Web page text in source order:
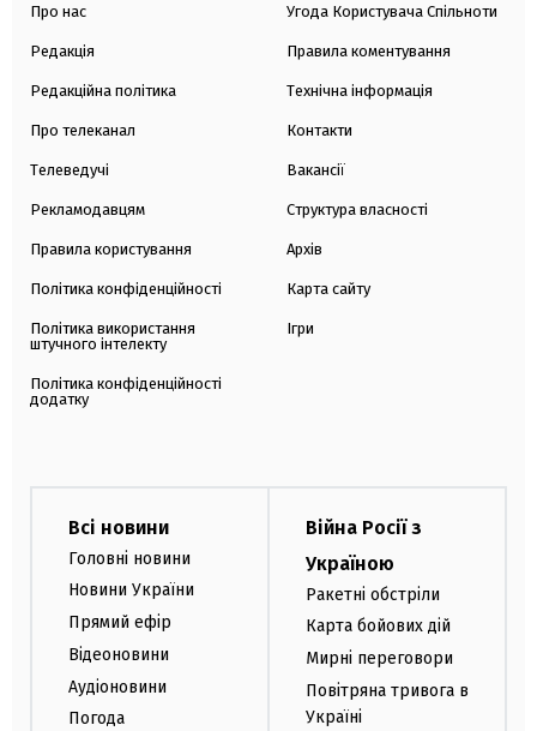
Про нас
Редакція
Редакційна політика
Про телеканал
Телеведучі
Рекламодавцям
Правила користування
Політика конфіденційності
Політика використання
штучного інтелекту
Політика конфіденційності
додатку
Угода Користувача Спільноти
Правила коментування
Технічна інформація
Контакти
Вакансії
Структура власності
Архів
Карта сайту
Ігри
Всі новини
Головні новини
Новини України
Прямий ефір
Відеоновини
Аудіоновини
Погода
Війна Росії з
Україною
Ракетні обстріли
Карта бойових дій
Мирні переговори
Повітряна тривога в
Україні